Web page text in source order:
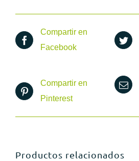
Compartir en
Facebook
Compartir en
Pinterest
Productos relacionados